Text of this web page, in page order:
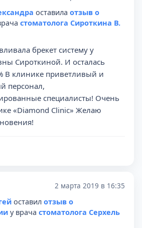
оставила отзыв о
стоматолога Сироткина В.
брекет систему у
Сироткиной. И осталась
В клинике приветливый и
персонал,
специалисты! Очень
«Diamond Clinic» Желаю
2 марта 2019 в 16:35
оставил отзыв о
у врача стоматолога Серхель